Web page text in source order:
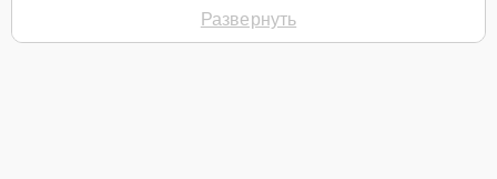
Для ремонта ноутбука модели P2 TMP2155232WA предлагаются
Развернуть